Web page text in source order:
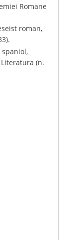
Romane
roman,
spaniol,
(n.